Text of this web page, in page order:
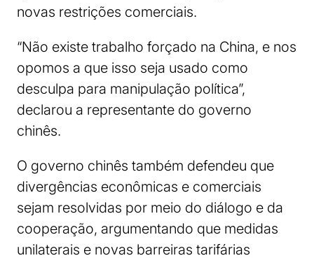
novas restrições comerciais.
“Não existe trabalho forçado na China, e nos
opomos a que isso seja usado como
desculpa para manipulação política”,
declarou a representante do governo
chinês.
O governo chinês também defendeu que
divergências econômicas e comerciais
sejam resolvidas por meio do diálogo e da
cooperação, argumentando que medidas
unilaterais e novas barreiras tarifárias